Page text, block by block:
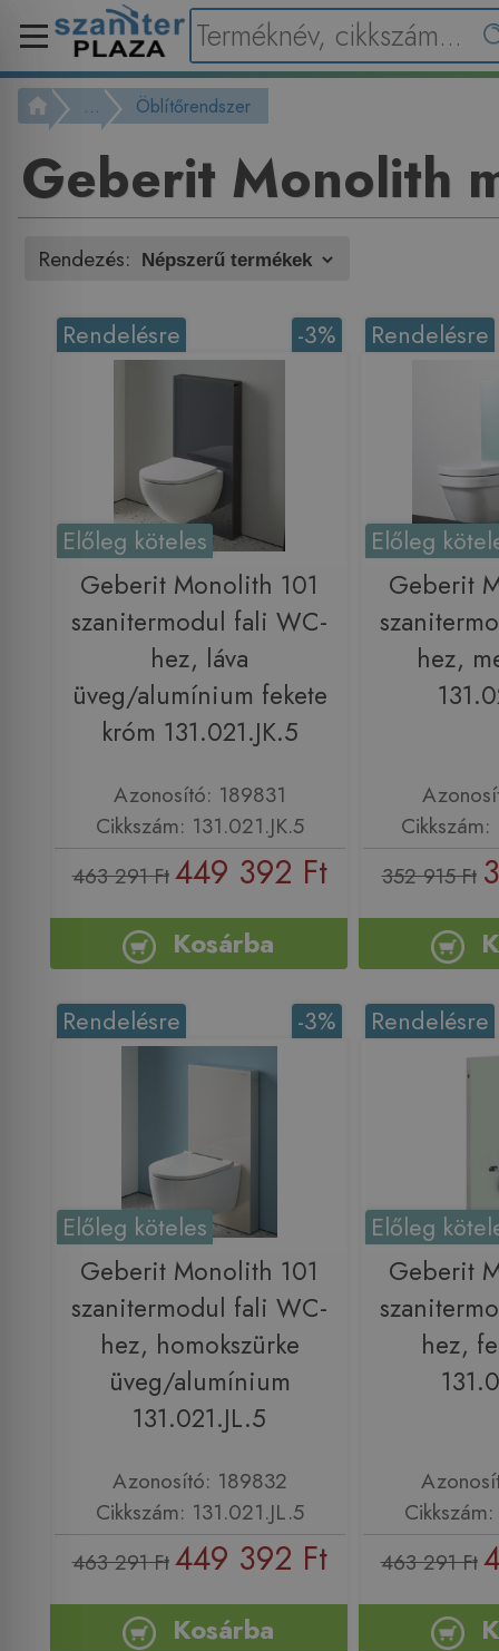
... Öblítőrendszer
Geberit Monolith
Rendezés:
-3%
Rendelésre
Előleg köteles
Geberit Monolith 101
szanitermodul fali WC-
hez, láva
üveg/alumínium fekete
króm 131.021.JK.5
Azonosító: 189831
Cikkszám: 131.021.JK.5
463 291 Ft 449 392 Ft
Kosárba
Rendelésre
Előleg
Geberit
hez,
352 915 Ft
-3%
Rendelésre
Előleg köteles
Geberit Monolith 101
szanitermodul fali WC-
hez, homokszürke
üveg/alumínium
131.021.JL.5
Azonosító: 189832
Cikkszám: 131.021.JL.5
463 291 Ft 449 392 Ft
Kosárba
Rendelésre
Előleg
Geberit
hez,
463 291 Ft